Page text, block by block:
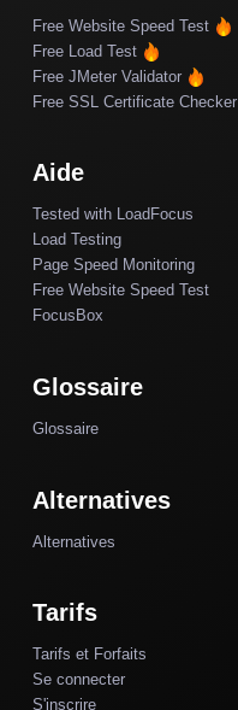
Free Website Speed Test
Free Load Test
Free JMeter Validator
Free SSL Certificate Checker
Aide
Tested with LoadFocus
Load Testing
Page Speed Monitoring
Free Website Speed Test
FocusBox
Glossaire
Glossaire
Alternatives
Alternatives
Tarifs
Tarifs et Forfaits
Se connecter
S'inscrire